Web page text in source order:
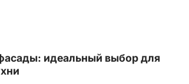
идеальный выбор для